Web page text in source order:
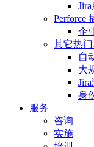
Perforce
企
其它热门
自
大
身
服务
咨询
实施